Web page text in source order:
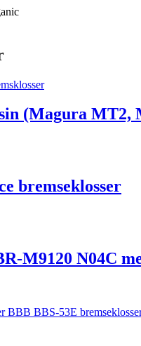
(Magura
bremseklosser
M9120 N04C
BBB BBS-53E